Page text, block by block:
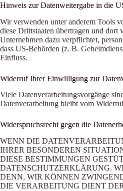
Hinweis zur Datenweitergabe in die
Wir verwenden unter anderem Tools
diese Drittstaaten übertragen und
Unternehmen dazu verpflichtet,
dass US-Behörden (z. B.
Einfluss.
Widerruf Ihrer Einwilligung zur
Viele Datenverarbeitungsvorgänge
Datenverarbeitung bleibt vom
Widerspruchsrecht gegen die
WENN DIE
IHRER BESONDEREN
DIESE BESTIMMUNGEN
DATENSCHUTZERKLÄRUNG.
DENN, WIR KÖNNEN
DIE VERARBEITUNG DIENT